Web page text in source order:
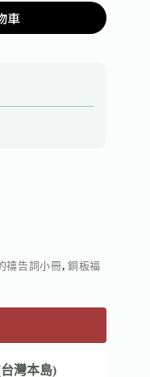
車
禱告詞小冊, 銅板福
灣本島)